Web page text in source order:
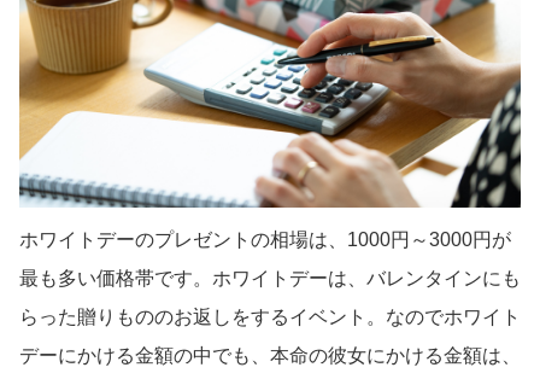
ホワイトデーのプレゼントの相場は、1000円～3000円が
最も多い価格帯です。ホワイトデーは、バレンタインにも
らった贈りもののお返しをするイベント。なのでホワイト
デーにかける金額の中でも、本命の彼女にかける金額は、